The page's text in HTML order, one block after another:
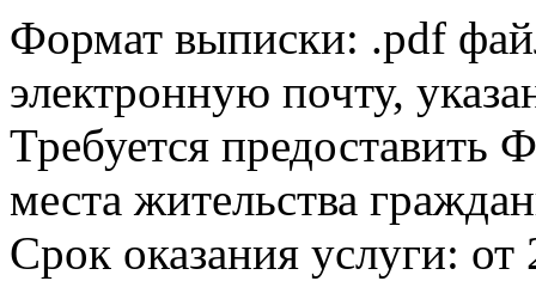
Формат выписки: .pdf
электронную почту,
Требуется
места жительства
Срок оказания услуги: от